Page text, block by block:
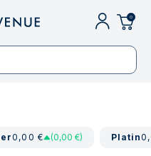
0
0,00 € (0,00 €) Platin